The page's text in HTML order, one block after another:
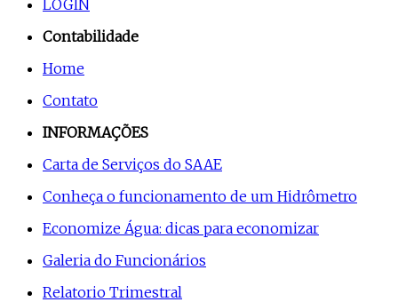
LOGIN
Contabilidade
Home
Contato
INFORMAÇÕES
Carta de Serviços do SAAE
Conheça o funcionamento de um Hidrômetro
Economize Água: dicas para economizar
Galeria do Funcionários
Relatorio Trimestral